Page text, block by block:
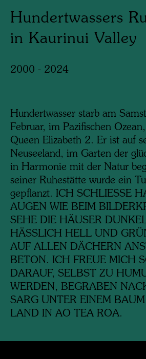
Hundertwassers
in Kaurinui Valley
2000 - 2024
Hundertwasser starb am
Februar, im Pazifischen
Queen Elizabeth 2. Er ist auf
Neuseeland, im Garten der
in Harmonie mit der Natur
seiner Ruhestätte wurde ein
gepflanzt. ICH SCHLIESSE
AUGEN WIE BEIM
SEHE DIE HÄUSER
HÄSSLICH HELL UND
AUF ALLEN DÄCHERN
BETON. ICH FREUE MICH
DARAUF, SELBST ZU
WERDEN, BEGRABEN
SARG UNTER EINEM
LAND IN AO TEA ROA.